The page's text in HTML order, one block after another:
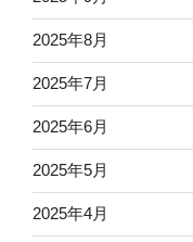
2025年8月
2025年7月
2025年6月
2025年5月
2025年4月